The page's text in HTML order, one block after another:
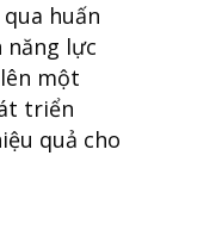
huấn
năng lực
một
triển
quả cho